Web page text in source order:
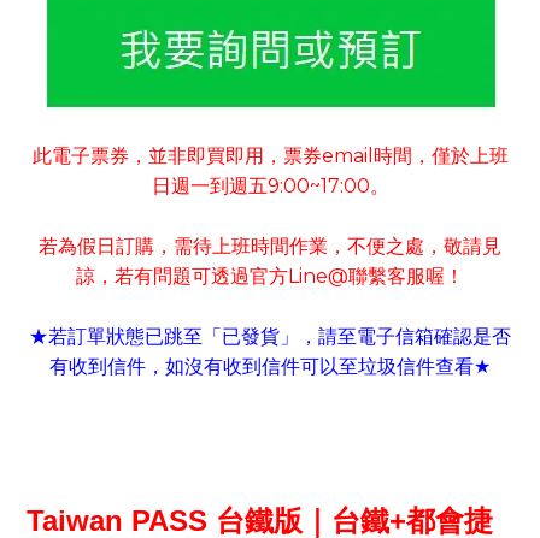
此電子票券 ， 並非即買即用 ， 票券email 時間 ， 僅於上班
日週一到週五9:00~17:00。
若為假日訂購 ， 需待上班時間作業 ， 不便之處 ， 敬請見
諒 ， 若有問題可透過官方Line@聯繫客服喔！
★若訂單狀態已跳至「已發貨」 ， 請至電子信箱確認是否
有收到信件 ， 如沒有收到信件可以至垃圾信件查看★
Taiwan PASS 台鐵版｜台鐵+都會捷